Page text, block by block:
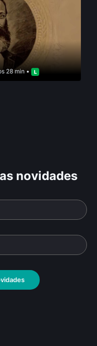
28 min •
novidades